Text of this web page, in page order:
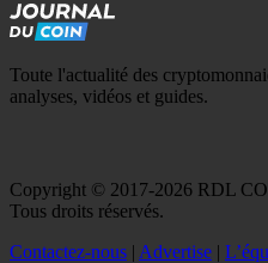
Toute l'actualité des
analyses, vidéos et guides.
Copyright © 2017-2026 RDL
Tous droits réservés.
Contactez-nous | Advertise |